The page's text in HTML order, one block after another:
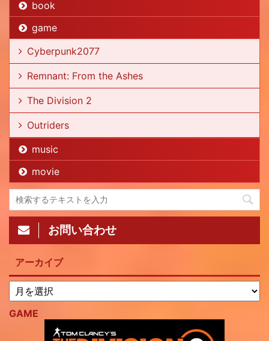
book
game
Cyberpunk2077
Remnant: From the Ashes
The Division 2
Outriders
music
movie
お問い合わせ
アーカイブ
GAME